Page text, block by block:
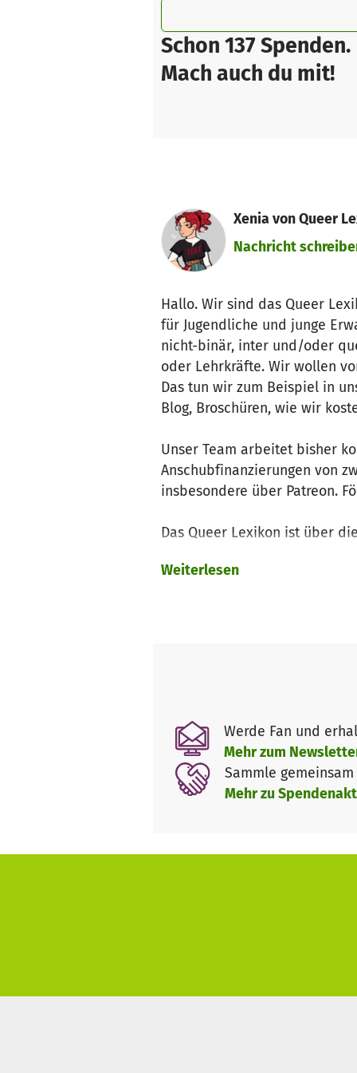
Schon 137 Spenden.
Mach auch du mit!
Xenia von Queer
Nachricht
Hallo. Wir sind das Queer
für Jugendliche und junge
nicht-binär, inter und/oder
oder Lehrkräfte. Wir wollen
Das tun wir zum Beispiel in
Blog, Broschüren, wie wir
Unser Team arbeitet bisher
Anschubfinanzierungen von
insbesondere über Patreon.
Das Queer Lexikon ist über
dem Team stundenweise fest
Um uns für diese Arbeiten
Kommunikation mit Ämtern
Kooperationen und
Weiterlesen
Werde Fan und
Mehr zum
Sammle
Mehr zu